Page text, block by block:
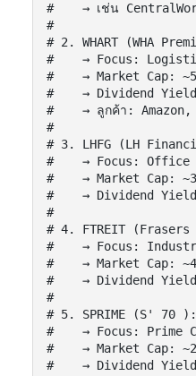
#    → เช่น
#
# 2. WHART (WHA
#    → Focus:
#    → Market Cap:
#    → Dividend
#    → ลูกค้า: Amazon,
#
# 3. LHFG (LH
#    → Focus: Office
#    → Market Cap:
#    → Dividend
#
# 4. FTREIT
#    → Focus:
#    → Market Cap:
#    → Dividend
#
# 5. SPRIME (S' 70 ):
#    → Focus: Prime
#    → Market Cap:
#    → Dividend